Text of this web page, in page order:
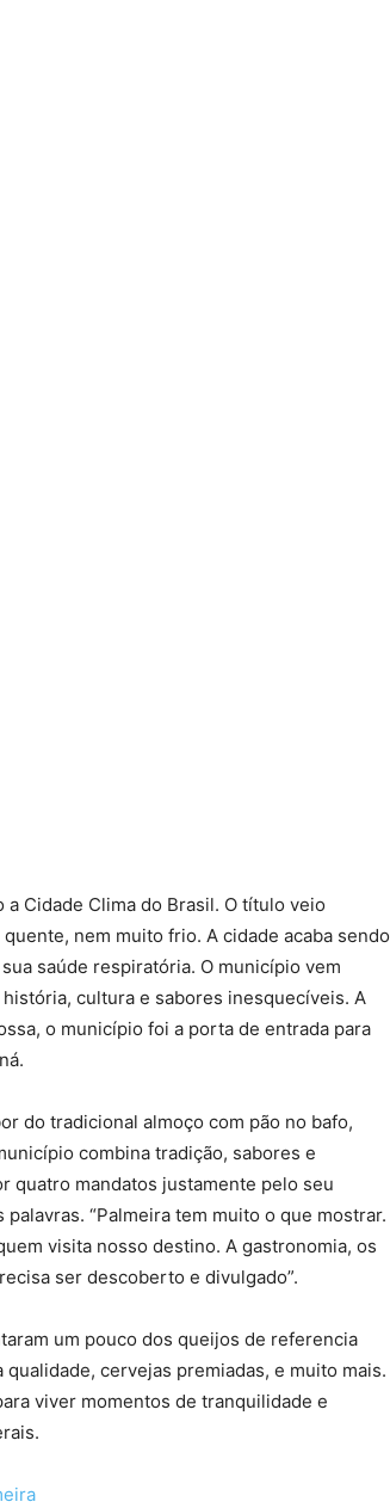
Cidade Clima do Brasil. O título veio
nem muito frio. A cidade acaba sendo
saúde respiratória. O município vem
cultura e sabores inesquecíveis. A
o município foi a porta de entrada para
do tradicional almoço com pão no bafo,
combina tradição, sabores e
quatro mandatos justamente pelo seu
“Palmeira tem muito o que mostrar.
visita nosso destino. A gastronomia, os
ser descoberto e divulgado”.
um pouco dos queijos de referencia
cervejas premiadas, e muito mais.
viver momentos de tranquilidade e